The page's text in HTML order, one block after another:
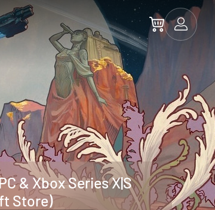
& Xbox Series X|S
Store)